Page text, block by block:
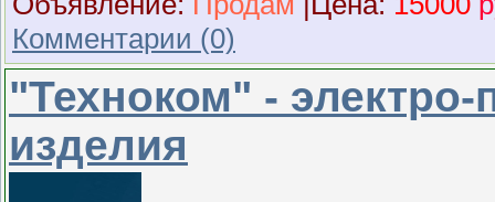
Комментарии (0)
"Техноком" -
изделия